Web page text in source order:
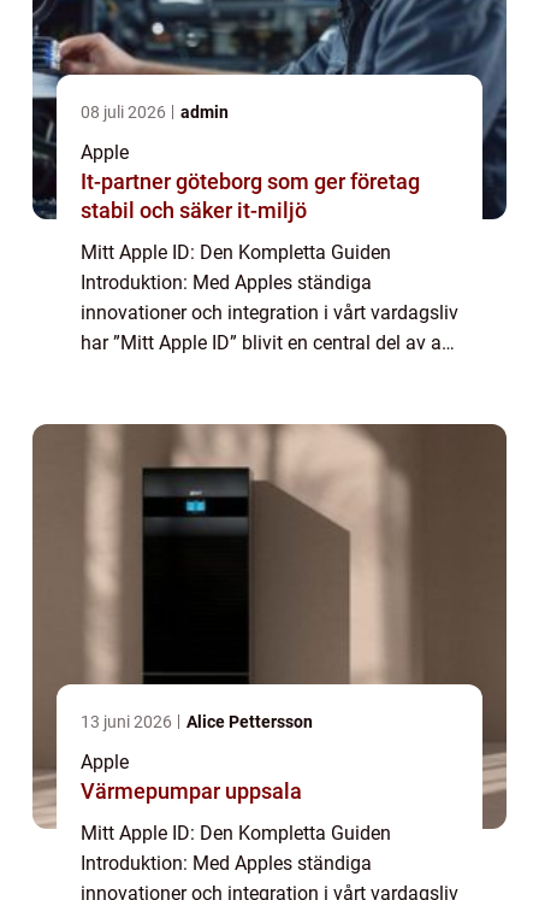
08 juli 2026 admin
Apple
It-partner göteborg som ger företag
stabil och säker it-miljö
Mitt Apple ID: Den Kompletta Guiden
Introduktion: Med Apples ständiga
innovationer och integration i vårt vardagsliv
har ”Mitt Apple ID” blivit en central del av att
13 juni 2026 Alice Pettersson
Apple
Värmepumpar uppsala
Mitt Apple ID: Den Kompletta Guiden
Introduktion: Med Apples ständiga
innovationer och integration i vårt vardagsliv